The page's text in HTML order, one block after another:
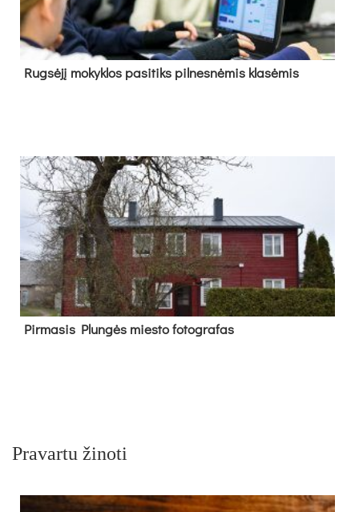
Rug­sė­jį mo­kyk­los pa­si­tiks pil­nes­nė­mis kla­sė­mis
Pir­ma­sis Plun­gės mies­to fo­tog­ra­fas
Pravartu žinoti